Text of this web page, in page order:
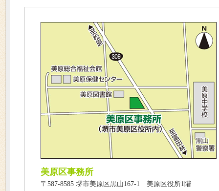
美原区事務所
〒587-8585 堺市美原区黒山167-1 美原区役所1階